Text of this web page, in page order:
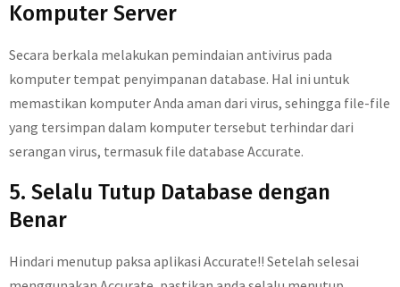
Komputer Server
Secara berkala melakukan pemindaian antivirus pada
komputer tempat penyimpanan database. Hal ini untuk
memastikan komputer Anda aman dari virus, sehingga file-file
yang tersimpan dalam komputer tersebut terhindar dari
serangan virus, termasuk file database Accurate.
5. Selalu Tutup Database dengan
Benar
Hindari menutup paksa aplikasi Accurate!! Setelah selesai